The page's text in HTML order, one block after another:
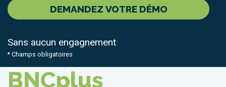
DEMANDEZ VOTRE DÉMO
Sans aucun engagnement
* Champs obligatoires
BNCplus